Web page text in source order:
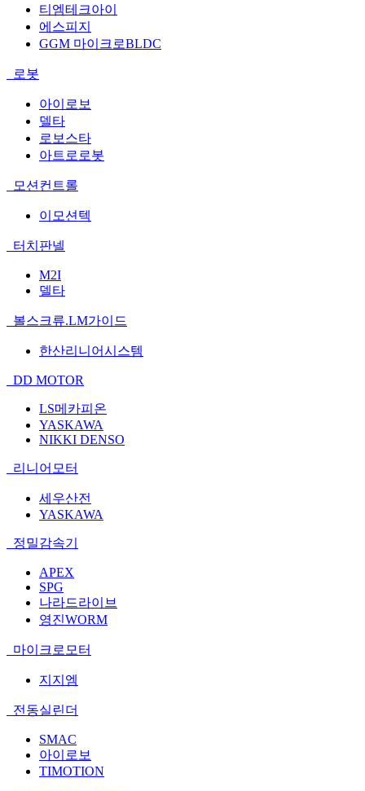
티엠테크아이
에스피지
GGM 마이크로BLDC
로봇
아이로보
델타
로보스타
아트로로봇
모션컨트롤
이모션텍
터치판넬
M2I
델타
볼스크류.LM가이드
한산리니어시스템
DD MOTOR
LS메카피온
YASKAWA
NIKKI DENSO
리니어모터
세우산전
YASKAWA
정밀감속기
APEX
SPG
나라드라이브
영진WORM
마이크로모터
지지엠
전동실린더
SMAC
아이로보
TIMOTION